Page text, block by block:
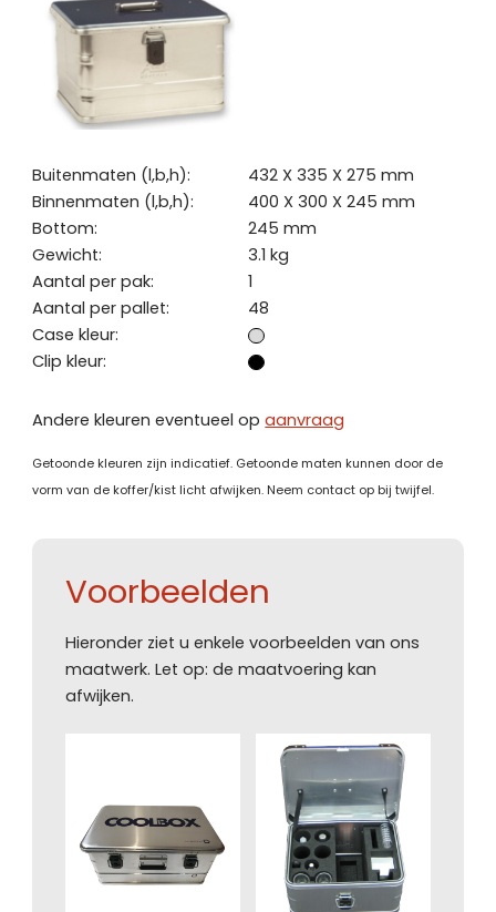
Buitenmaten (l,b,h):
432 X 335 X 275 mm
Binnenmaten (l,b,h):
400 X 300 X 245 mm
Bottom:
245 mm
Gewicht:
3.1 kg
Aantal per pak:
1
Aantal per pallet:
48
Case kleur:
Clip kleur:
Andere kleuren eventueel opaanvraag
Getoonde kleuren zijn indicatief. Getoonde maten kunnen door de
vorm van de koffer/kist licht afwijken. Neem contact op bij twijfel.
Voorbeelden
Hieronder ziet u enkele voorbeelden van ons
maatwerk. Let op: de maatvoering kan
afwijken.